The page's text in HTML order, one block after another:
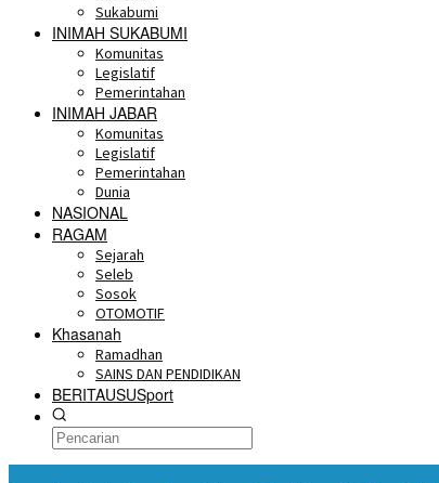
Sukabumi
INIMAH SUKABUMI
Komunitas
Legislatif
Pemerintahan
INIMAH JABAR
Komunitas
Legislatif
Pemerintahan
Dunia
NASIONAL
RAGAM
Sejarah
Seleb
Sosok
OTOMOTIF
Khasanah
Ramadhan
SAINS DAN PENDIDIKAN
BERITAUSUSport